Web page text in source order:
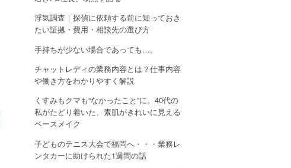
浮気調査｜探偵に依頼する前に知っておき
たい証拠・費用・相談先の選び方
手持ちが少ない場合であっても…。
チャットレディの業務内容とは？仕事内容
や働き方をわかりやすく解説
くすみもクマも“なかったこと”に。40代の
私がたどり着いた、素肌がきれいに見える
ベースメイク
子どものテニス大会で福岡へ・・・業務レ
ンタカーに助けられた1週間の話